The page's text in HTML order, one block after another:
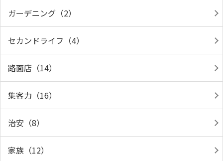
ガーデニング（2）
セカンドライフ（4）
路面店（14）
集客力（16）
治安（8）
家族（12）